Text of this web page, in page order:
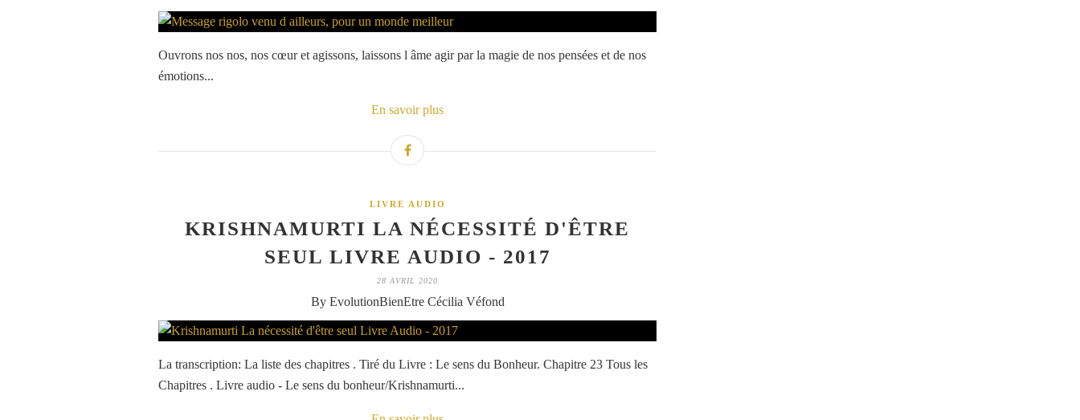
Ouvrons nos nos, nos cœur et agissons, laissons l âme agir par la magie de nos pensées et de nos
émotions...
En savoir plus
LIVRE AUDIO
KRISHNAMURTI LA NÉCESSITÉ D'ÊTRE
SEUL LIVRE AUDIO - 2017
28 AVRIL 2020
By EvolutionBienEtre Cécilia Véfond
La transcription: La liste des chapitres . Tiré du Livre : Le sens du Bonheur. Chapitre 23 Tous les
Chapitres . Livre audio - Le sens du bonheur/Krishnamurti...